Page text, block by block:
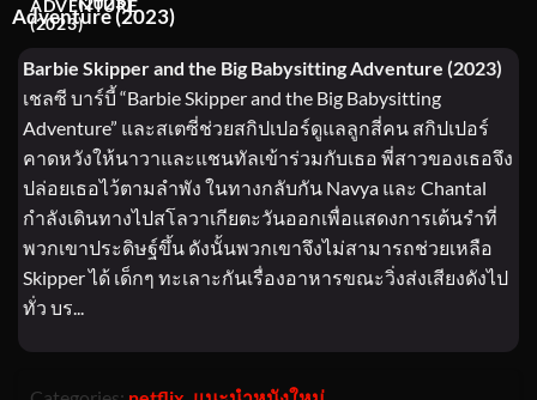
Adventure (2023)
Barbie Skipper and the Big Babysitting Adventure (2023)
เชลซี บาร์บี้ “Barbie Skipper and the Big Babysitting
Adventure” และสเตซี่ช่วยสกิปเปอร์ดูแลลูกสี่คน สกิปเปอร์
คาดหวังให้นาวาและแชนทัลเข้าร่วมกับเธอ พี่สาวของเธอจึง
ปล่อยเธอไว้ตามลำพัง ในทางกลับกัน Navya และ Chantal
กำลังเดินทางไปสโลวาเกียตะวันออกเพื่อแสดงการเต้นรำที่
พวกเขาประดิษฐ์ขึ้น ดังนั้นพวกเขาจึงไม่สามารถช่วยเหลือ
Skipper ได้ เด็กๆ ทะเลาะกันเรื่องอาหารขณะวิ่งส่งเสียงดังไป
ทั่ว บร...